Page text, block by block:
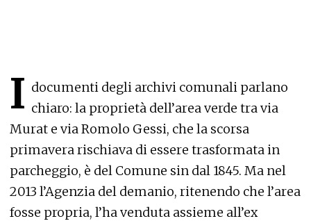
I documenti degli archivi comunali parlano
chiaro: la proprietà dell’area verde tra via
Murat e via Romolo Gessi, che la scorsa
primavera rischiava di essere trasformata in
parcheggio, è del Comune sin dal 1845. Ma nel
2013 l’Agenzia del demanio, ritenendo che l’area
fosse propria, l’ha venduta assieme all’ex